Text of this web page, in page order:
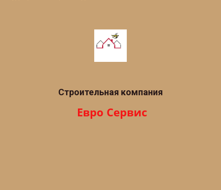
Строительная компания
Евро Сервис